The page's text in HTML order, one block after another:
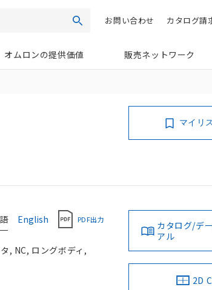
検索 カタログ請
お問い合わせ
オムロンの提供価値 販売ネットワーク
マイリ
English PDF出力
, NC, ロングボディ,
カタログ/デ
アル
2D